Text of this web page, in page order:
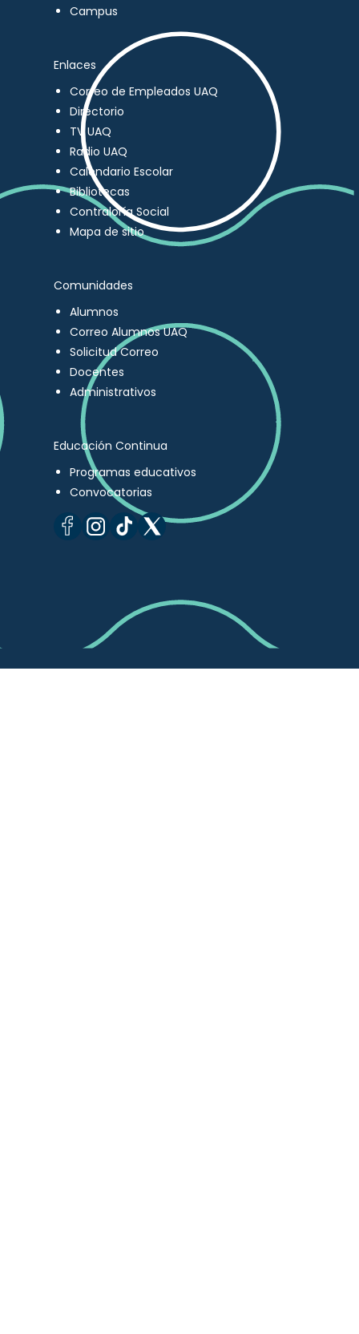
Campus
Enlaces
Correo de Empleados UAQ
Directorio
TV UAQ
Radio UAQ
Calendario Escolar
Bibliotecas
Contraloría Social
Mapa de sitio
Comunidades
Alumnos
Correo Alumnos UAQ
Solicitud Correo
Docentes
Administrativos
Educación Continua
Programas educativos
Convocatorias